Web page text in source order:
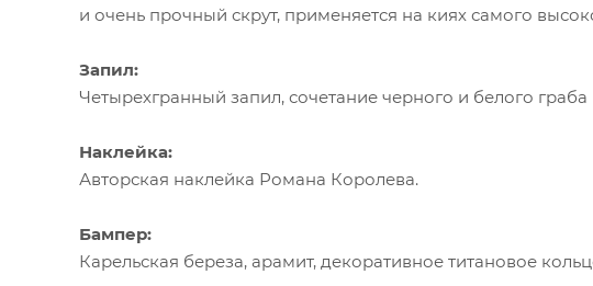
и очень прочный скрут, применяется на киях самого
Запил:
Четырехгранный запил, сочетание черного и белого граба
Наклейка:
Авторская наклейка Романа Королева.
Бампер:
Карельская береза, арамит, декоративное титановое